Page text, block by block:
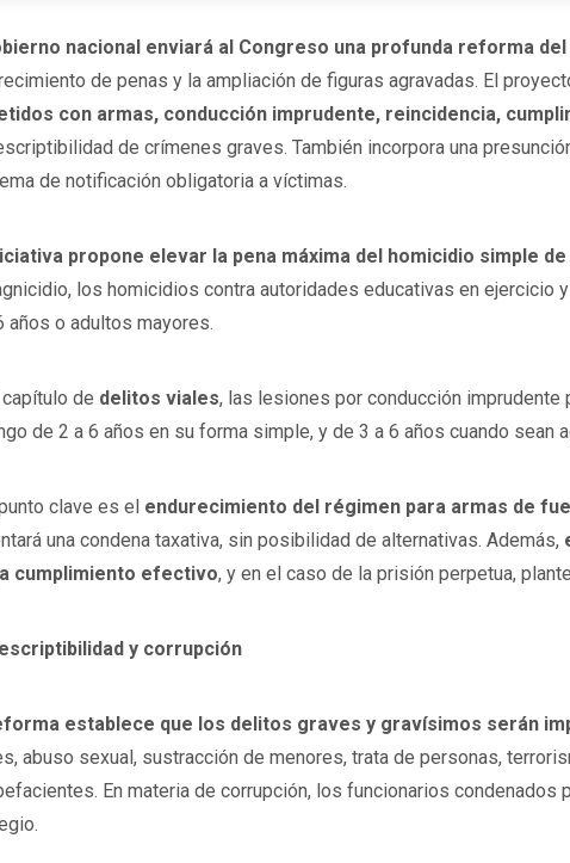
nacional enviará al Congreso una profunda reforma
de penas y la ampliación de figuras agravadas. El
con armas, conducción imprudente, reincidencia,
de crímenes graves. También incorpora una
de notificación obligatoria a víctimas.
propone elevar la pena máxima del homicidio simple de
los homicidios contra autoridades educativas en ejercicio
años o adultos mayores.
capítulo de delitos viales, las lesiones por conducción imprudente
de 2 a 6 años en su forma simple, y de 3 a 6 años cuando sean
clave es el endurecimiento del régimen para armas de
una condena taxativa, sin posibilidad de alternativas. Además,
cumplimiento efectivo, y en el caso de la prisión perpetua,
y corrupción
establece que los delitos graves y gravísimos serán
abuso sexual, sustracción de menores, trata de personas,
En materia de corrupción, los funcionarios condenados